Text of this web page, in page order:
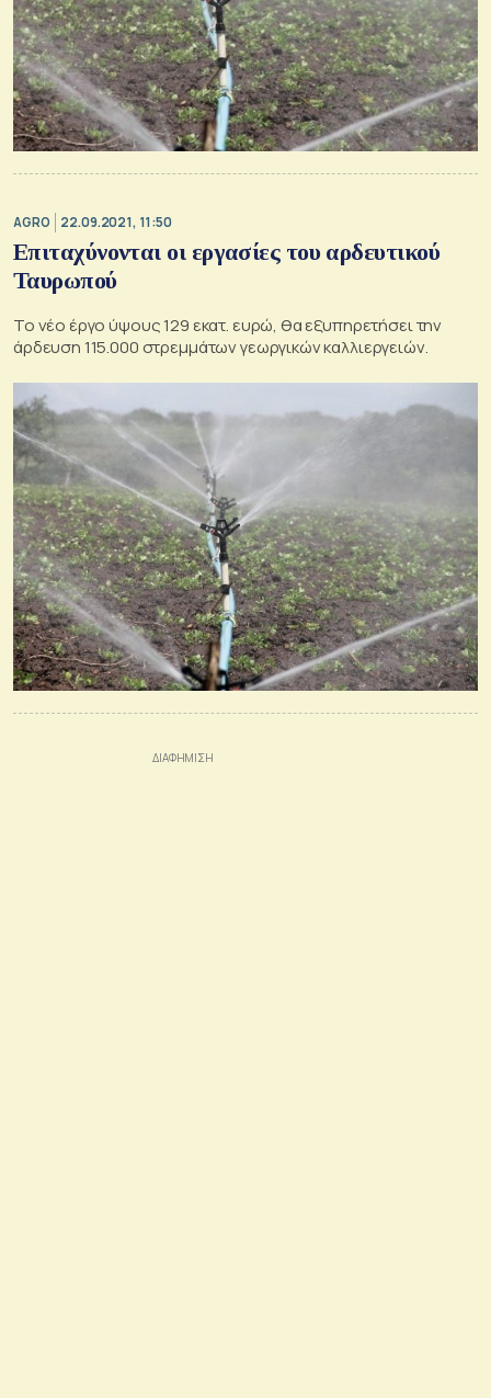
AGRO 22.09.2021, 11:50
Επιταχύνονται οι εργασίες του αρδευτικού
Ταυρωπού
Το νέο έργο ύψους 129 εκατ. ευρώ, θα εξυπηρετήσει την
άρδευση 115.000 στρεμμάτων γεωργικών καλλιεργειών.